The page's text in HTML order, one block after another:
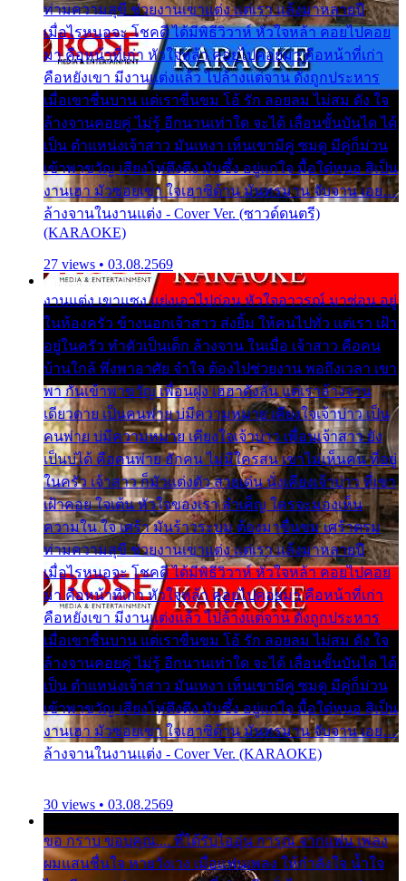
ท่ามความสุขี ช่วยงานเขาแต่ง แต่เรา แล้งมาหลายปี
เมื่อไรหนอจะ โชคดี ได้มีพิธีวิวาห์ หัวใจหล้า คอยไปคอย
มา คือหน้าที่เก่า หัวใจหล้า คอยไปคอยมา คือหน้าที่เก่า
คือหยังเขา มีงานแต่งแล้ว ไปล้างแต่จาน ดั่งถูกประหาร
เมื่อเขาชื่นบาน แต่เราขื่นขม โอ้ รัก ลอยลม ไม่สม ดัง ใจ
ล้างจานคอยคู่ ไม่รู้ อีกนานเท่าใด จะได้ เลื่อนขั้นบันได ได้
เป็น ตำแหน่งเจ้าสาว มันเหงา เห็นเขามีคู่ ซมดู มีคู่ก็ม่วน
เข้าพาขวัญ เสียงโห่ตึงตึง มันซึ้ง อยู่แก่ใจ มื้อใด๋หนอ สิเป็น
งานเฮา มัวซอยเขา ใจเฮาซิด้าน มันทรมาน จับจาน เอย…
ล้างจานในงานแต่ง - Cover Ver. (ซาวด์ดนตรี)
(KARAOKE)
27 views • 03.08.2569
งานแต่ง เขาแซง แย่งเอาไปก่อน หัวใจอาวรณ์ มาซ่อน อยู่
ในห้องครัว ข้างนอกเจ้าสาว ส่งยิ้ม ให้คนไปทั่ว แต่เรา เฝ้า
อยู่ในครัว ทำตัวเป็นเด็ก ล้างจาน ในเมื่อ เจ้าสาว คือคน
บ้านใกล้ พึ่งพาอาศัย จำใจ ต้องไปช่วยงาน พอถึงเวลา เขา
พา กันเข้าพาขวัญ เพื่อนฝูง เฮฮาดังลั่น แต่เราล้างจาน
เดียวดาย เป็นคนพ่าย บ่มีความหมาย เคียงใจเจ้าบ่าว เป็น
คนพ่าย บ่มีความหมาย เคียงใจเจ้าบ่าว เพื่อนเจ้าสาว ยัง
เป็นบ่ได้ คือคนพ่าย ฮักคน ไม่มีใครสน เขาไม่เห็นคน ที่อยู่
ในครัว เจ้าสาว ก็มัวแต่งตัว สวยเด่น นั่งเคียงเจ้าบ่าว ที่เขา
เฝ้าคอย ใจเต้น หัวใจของเรา ลำเค็ญ ใครจะมองเห็น
ความใน ใจ เศร้า มันร้าวระบม ต้องมาขื่นขม เศร้าตรม
ท่ามความสุขี ช่วยงานเขาแต่ง แต่เรา แล้งมาหลายปี
เมื่อไรหนอจะ โชคดี ได้มีพิธีวิวาห์ หัวใจหล้า คอยไปคอย
มา คือหน้าที่เก่า หัวใจหล้า คอยไปคอยมา คือหน้าที่เก่า
คือหยังเขา มีงานแต่งแล้ว ไปล้างแต่จาน ดั่งถูกประหาร
เมื่อเขาชื่นบาน แต่เราขื่นขม โอ้ รัก ลอยลม ไม่สม ดัง ใจ
ล้างจานคอยคู่ ไม่รู้ อีกนานเท่าใด จะได้ เลื่อนขั้นบันได ได้
เป็น ตำแหน่งเจ้าสาว มันเหงา เห็นเขามีคู่ ซมดู มีคู่ก็ม่วน
เข้าพาขวัญ เสียงโห่ตึงตึง มันซึ้ง อยู่แก่ใจ มื้อใด๋หนอ สิเป็น
งานเฮา มัวซอยเขา ใจเฮาซิด้าน มันทรมาน จับจาน เอย…
ล้างจานในงานแต่ง - Cover Ver. (KARAOKE)
30 views • 03.08.2569
ขอ กราบ ขอบคุณ.... ที่ได้รับไออุ่น การุณ จากแฟน เพลง
ผมแสนชื่นใจ หายวังเวง เมื่อแฟนเพลง ให้กำลังใจ น้ำใจ